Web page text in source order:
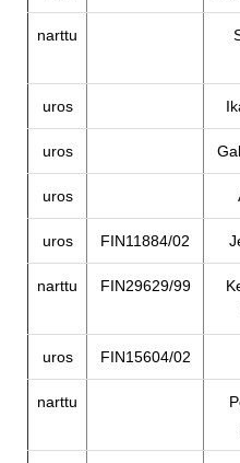
narttu
uros
uros
uros
uros FIN11884/02
narttu FIN29629/99
uros FIN15604/02
narttu